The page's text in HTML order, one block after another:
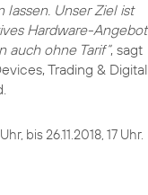
Unser Ziel ist
Hardware-Angebot
auch ohne Tarif“, sagt
Trading & Digital
bis 26.11.2018, 17 Uhr.